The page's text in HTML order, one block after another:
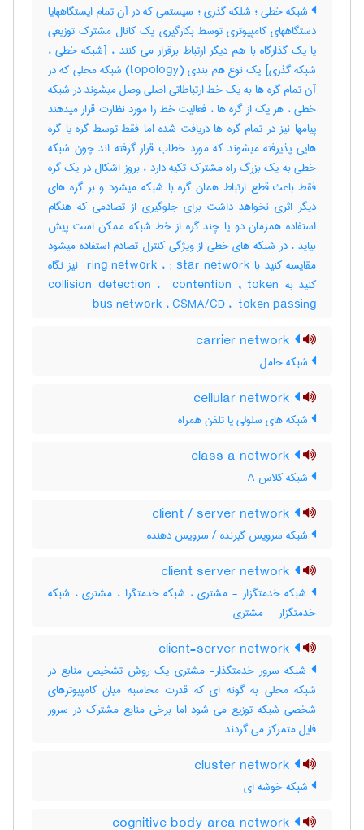
شبکه خطی ؛ شلکه گذری ؛ سیستمی که در آن تمام ایستگاههایا
دستگاههای کامپیوتری توسط بکارگیری یک کانال مشترک توزیعی
یا یک گذارگاه با هم دیگر ارتباط برقرار می کنند ، [شبکه خطی ،
شبکه گذری] یک نوع هم بندی (‎topology) شبکه محلی که در
آن تمام گره ها به یک خط ارتباطاتی اصلی وصل میشوند در شبکه
خطی ، هر یک از گره ها ، فعالیت خط را مورد نظارت قرار میدهند
پیامها نیز در تمام گره ها دریافت شده اما فقط توسط گره یا گره
هایی پذیرفته میشوند که مورد خطاب قرار گرفته اند چون شبکه
خطی به یک بزرگ راه مشترک تکیه دارد ، بروز اشکال در یک گره
فقط باعث قطع ارتباط همان گره با شبکه میشود و بر گره های
دیگر اثری نخواهد داشت برای جلوگیری از تصادمی که هنگام
استفاده همزمان دو یا چند گره از خط شبکه ممکن است پیش
بیاید ، در شبکه های خطی از ویژگی کنترل تصادم استفاده میشود
مقایسه کنید با ‎ ring network ، ‎; star network نیز نگاه
کنید به ‎collision detection ، ‎ contention , token
bus network ، ‎CSMA/CD ، ‎ token passing
شبکه حامل
شبکه های سلولی یا تلفن همراه
شبکه کلاس A
شبکه سرویس گیرنده / سرویس دهنده
شبکه خدمتگزار - مشتری ، شبکه خدمتگرا ، مشتری ، شبکه
خدمتگزار ‎ - مشتری
شبکه سرور خدمتگذار- مشتری یک روش تشخیص منابع در
شبکه محلی به گونه ای که قدرت محاسبه میان کامپیوترهای
شخصی شبکه توزیع می شود اما برخی منابع مشترک در سرور
فایل متمرکز می گردند
شبکه خوشه ای